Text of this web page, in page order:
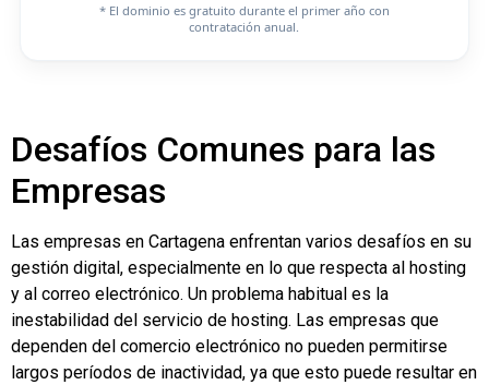
* El dominio es gratuito durante el primer año con
contratación anual.
Desafíos Comunes para las
Empresas
Las empresas en Cartagena enfrentan varios desafíos en su
gestión digital, especialmente en lo que respecta al hosting
y al correo electrónico. Un problema habitual es la
inestabilidad del servicio de hosting. Las empresas que
dependen del comercio electrónico no pueden permitirse
largos períodos de inactividad, ya que esto puede resultar en